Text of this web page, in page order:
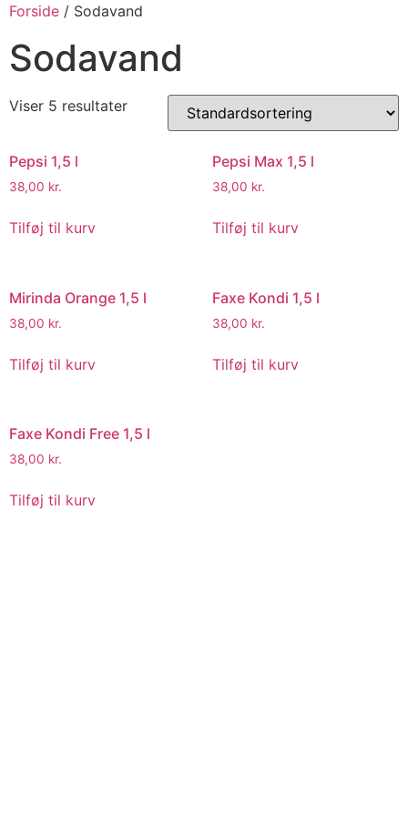
Forside / Sodavand
Sodavand
Viser 5 resultater
Pepsi 1,5 l
38,00 kr.
Tilføj til kurv
Pepsi Max 1,5 l
38,00 kr.
Tilføj til kurv
Mirinda Orange 1,5 l
38,00 kr.
Tilføj til kurv
Faxe Kondi 1,5 l
38,00 kr.
Tilføj til kurv
Faxe Kondi Free 1,5 l
38,00 kr.
Tilføj til kurv